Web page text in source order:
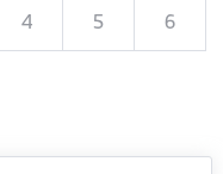
4 5 6